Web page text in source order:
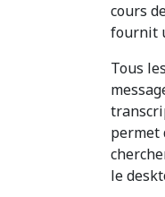
cours
fournit
Tous
permet
le